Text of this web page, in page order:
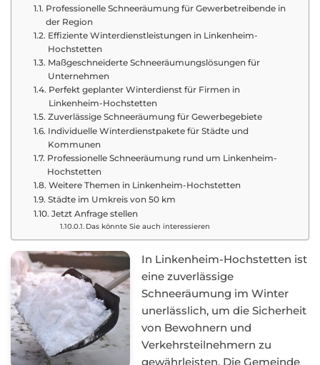
Professionelle Schneeräumung für Gewerbetreibende in
der Region
Effiziente Winterdienstleistungen in Linkenheim-
Hochstetten
Maßgeschneiderte Schneeräumungslösungen für
Unternehmen
Perfekt geplanter Winterdienst für Firmen in
Linkenheim-Hochstetten
Zuverlässige Schneeräumung für Gewerbegebiete
Individuelle Winterdienstpakete für Städte und
Kommunen
Professionelle Schneeräumung rund um Linkenheim-
Hochstetten
Weitere Themen in Linkenheim-Hochstetten
Städte im Umkreis von 50 km
Jetzt Anfrage stellen
Das könnte Sie auch interessieren
In Linkenheim-Hochstetten ist
eine zuverlässige
Schneeräumung im Winter
unerlässlich, um die Sicherheit
von Bewohnern und
Verkehrsteilnehmern zu
gewährleisten. Die Gemeinde